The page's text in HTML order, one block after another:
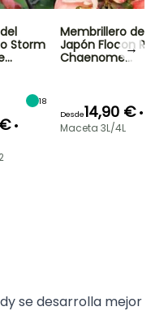
Storm
18
•
Membrillero del
Japón Flocon
Chaenome…
Desde14,90 € •
Maceta 3L/4L
→
se desarrolla mejor